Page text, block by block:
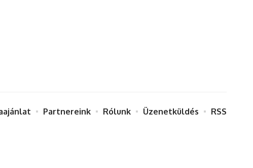
Partnereink Rólunk Üzenetküldés RSS